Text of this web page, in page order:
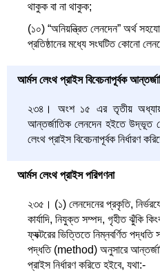
থাকুক বা না থাকুক;
(১০) “অনিয়ন্ত্রিত লেনদেন” অর্থ
প্রতিষ্ঠানের মধ্যে সংঘটিত কোনো
আর্মস লেংথ প্রাইস বিবেচনাপূর্বক
২৩৪। অংশ ১৫ এর তৃতীয়
আন্তর্জাতিক লেনদেন হইতে উদ্ভূত
লেংথ প্রাইস বিবেচনাপূর্বক নির্ধারণ
আর্মস লেংথ প্রাইস পরিগণনা
২৩৫। (১) লেনদেনের প্রকৃতি,
কার্যাদি, নিযুক্ত সম্পদ, গৃহীত ঝুঁকি
ফ্যক্টরের ভিত্তিতে নিম্নবর্ণিত পদ্ধতি
পদ্ধতি (method) অনুসারে
প্রাইস নির্ধারণ করিতে হইবে, যথা:-